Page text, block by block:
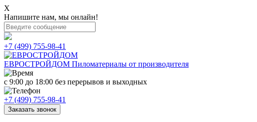
X
Напишите нам, мы онлайн!
+7 (499) 755-98-41
ЕВРОСТРОЙДОМ Пиломатериалы от производителя
с 9:00 до 18:00 без перерывов и выходных
+7 (499) 755-98-41
Заказать звонок